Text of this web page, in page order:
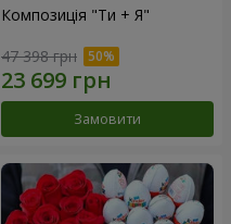
Композиція "Ти + Я"
47 398 грн
Замовити